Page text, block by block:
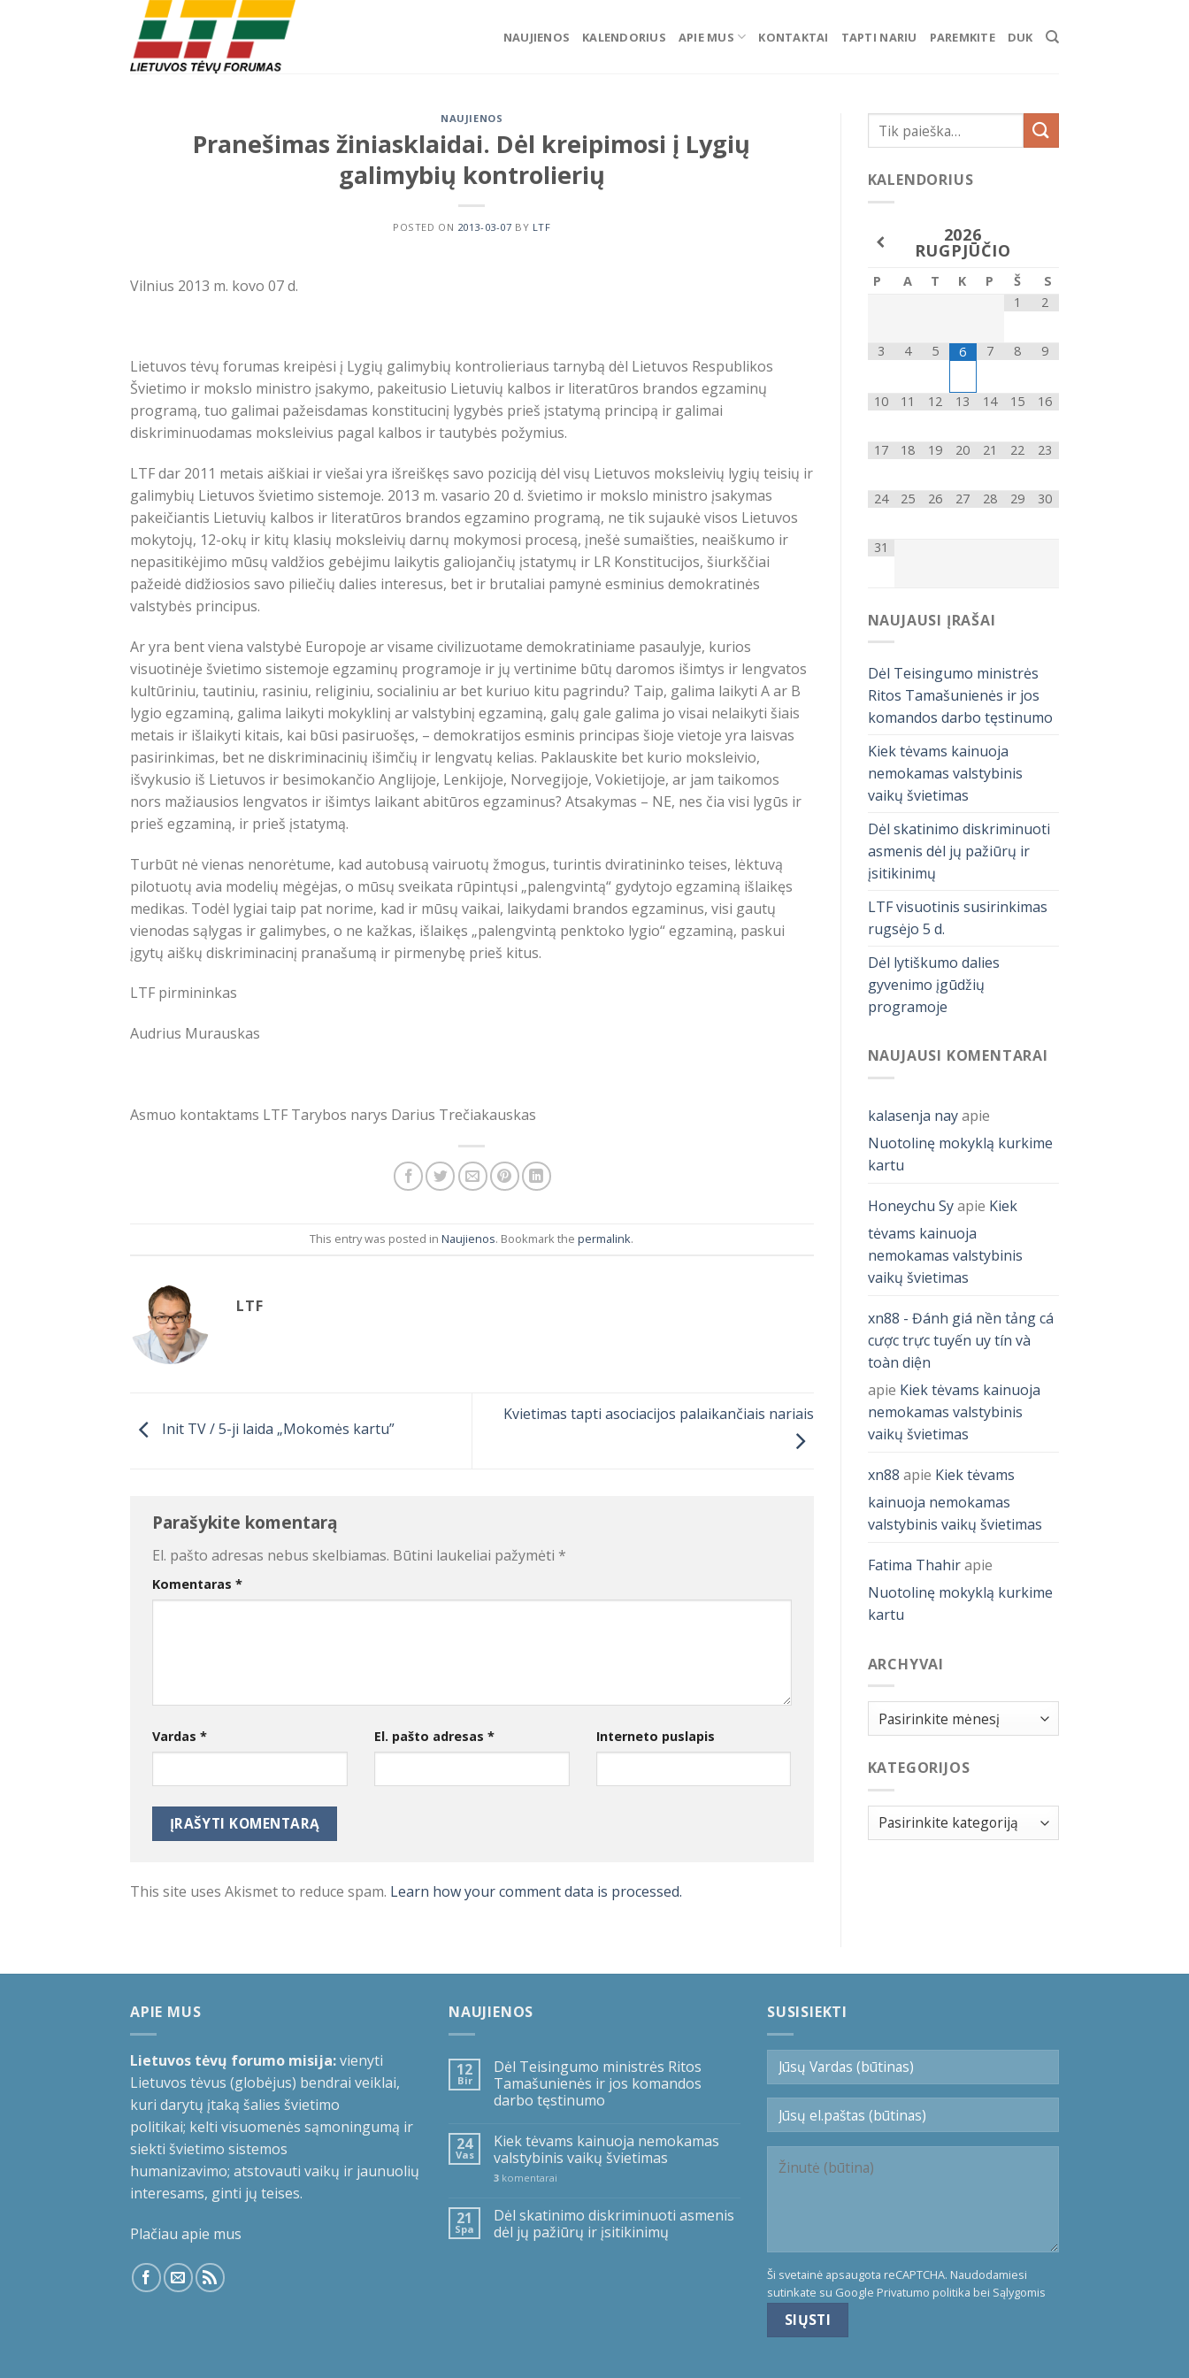
NAUJIENOS KALENDORIUS APIE MUS KONTAKTAI TAPTI NARIU PAREMKITE DUK
NAUJIENOS
Pranešimas žiniasklaidai. Dėl kreipimosi į Lygių
galimybių kontrolierių
POSTED ON 2013-03-07 BY LTF
Vilnius 2013 m. kovo 07 d.
Lietuvos tėvų forumas kreipėsi į Lygių galimybių kontrolieriaus tarnybą dėl Lietuvos Respublikos
Švietimo ir mokslo ministro įsakymo, pakeitusio Lietuvių kalbos ir literatūros brandos egzaminų
programą, tuo galimai pažeisdamas konstitucinį lygybės prieš įstatymą principą ir galimai
diskriminuodamas moksleivius pagal kalbos ir tautybės požymius.
LTF dar 2011 metais aiškiai ir viešai yra išreiškęs savo poziciją dėl visų Lietuvos moksleivių lygių teisių ir
galimybių Lietuvos švietimo sistemoje. 2013 m. vasario 20 d. švietimo ir mokslo ministro įsakymas
pakeičiantis Lietuvių kalbos ir literatūros brandos egzamino programą, ne tik sujaukė visos Lietuvos
mokytojų, 12-okų ir kitų klasių moksleivių darnų mokymosi procesą, įnešė sumaišties, neaiškumo ir
nepasitikėjimo mūsų valdžios gebėjimu laikytis galiojančių įstatymų ir LR Konstitucijos, šiurkščiai
pažeidė didžiosios savo piliečių dalies interesus, bet ir brutaliai pamynė esminius demokratinės
valstybės principus.
Ar yra bent viena valstybė Europoje ar visame civilizuotame demokratiniame pasaulyje, kurios
visuotinėje švietimo sistemoje egzaminų programoje ir jų vertinime būtų daromos išimtys ir lengvatos
kultūriniu, tautiniu, rasiniu, religiniu, socialiniu ar bet kuriuo kitu pagrindu? Taip, galima laikyti A ar B
lygio egzaminą, galima laikyti mokyklinį ar valstybinį egzaminą, galų gale galima jo visai nelaikyti šiais
metais ir išlaikyti kitais, kai būsi pasiruošęs, – demokratijos esminis principas šioje vietoje yra laisvas
pasirinkimas, bet ne diskriminacinių išimčių ir lengvatų kelias. Paklauskite bet kurio moksleivio,
išvykusio iš Lietuvos ir besimokančio Anglijoje, Lenkijoje, Norvegijoje, Vokietijoje, ar jam taikomos
nors mažiausios lengvatos ir išimtys laikant abitūros egzaminus? Atsakymas – NE, nes čia visi lygūs ir
prieš egzaminą, ir prieš įstatymą.
Turbūt nė vienas nenorėtume, kad autobusą vairuotų žmogus, turintis dviratininko teises, lėktuvą
pilotuotų avia modelių mėgėjas, o mūsų sveikata rūpintųsi „palengvintą“ gydytojo egzaminą išlaikęs
medikas. Todėl lygiai taip pat norime, kad ir mūsų vaikai, laikydami brandos egzaminus, visi gautų
vienodas sąlygas ir galimybes, o ne kažkas, išlaikęs „palengvintą penktoko lygio“ egzaminą, paskui
įgytų aiškų diskriminacinį pranašumą ir pirmenybę prieš kitus.
LTF pirmininkas
Audrius Murauskas
Asmuo kontaktams LTF Tarybos narys Darius Trečiakauskas
This entry was posted inNaujienos. Bookmark thepermalink.
LTF
Init TV / 5-ji laida „Mokomės kartu”
Kvietimas tapti asociacijos palaikančiais nariais
Parašykite komentarą
El. pašto adresas nebus skelbiamas. Būtini laukeliai pažymėti *
Komentaras *
Vardas * El. pašto adresas * Interneto puslapis
This site uses Akismet to reduce spam. Learn how your comment data is processed.
KALENDORIUS
2026
RUGPJŪČIO
P A T K P Š
S
1
2
3 4 5 6 7 8 9
10 11 12 13 14 15 16
17 18 19 20 21 22 23
24 25 26 27 28 29 30
31
NAUJAUSI ĮRAŠAI
Dėl Teisingumo ministrės
Ritos Tamašunienės ir jos
komandos darbo tęstinumo
Kiek tėvams kainuoja
nemokamas valstybinis
vaikų švietimas
Dėl skatinimo diskriminuoti
asmenis dėl jų pažiūrų ir
įsitikinimų
LTF visuotinis susirinkimas
rugsėjo 5 d.
Dėl lytiškumo dalies
gyvenimo įgūdžių
programoje
NAUJAUSI KOMENTARAI
kalasenja nayapie
Nuotolinę mokyklą kurkime
kartu
Honeychu Syapie Kiek
tėvams kainuoja
nemokamas valstybinis
vaikų švietimas
xn88 - Đánh giá nền tảng cá
cược trực tuyến uy tín và
toàn diện
apie Kiek tėvams kainuoja
nemokamas valstybinis
vaikų švietimas
xn88 apie Kiek tėvams
kainuoja nemokamas
valstybinis vaikų švietimas
Fatima Thahirapie
Nuotolinę mokyklą kurkime
kartu
ARCHYVAI
Archyvai
KATEGORIJOS
Kategorijos
APIE MUS
Lietuvos tėvų forumo misija:vienyti
Lietuvos tėvus (globėjus) bendrai veiklai,
kuri darytų įtaką šalies švietimo
politikai; kelti visuomenės sąmoningumą ir
siekti švietimo sistemos
humanizavimo; atstovauti vaikų ir jaunuolių
interesams, ginti jų teises.
Plačiau apie mus
NAUJIENOS
12
Bir
Dėl Teisingumo ministrės Ritos
Tamašunienės ir jos komandos
darbo tęstinumo
24
Vas
Kiek tėvams kainuoja nemokamas
valstybinis vaikų švietimas
3 komentarai
21
Spa
Dėl skatinimo diskriminuoti asmenis
dėl jų pažiūrų ir įsitikinimų
SUSISIEKTI
Ši svetainė apsaugota reCAPTCHA. Naudodamiesi
sutinkate su Google Privatumo politika bei Sąlygomis